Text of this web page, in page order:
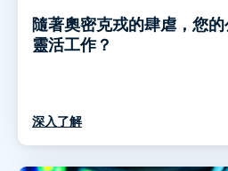
隨著奧密克戎的肆虐，您
靈活工作？
深入了解